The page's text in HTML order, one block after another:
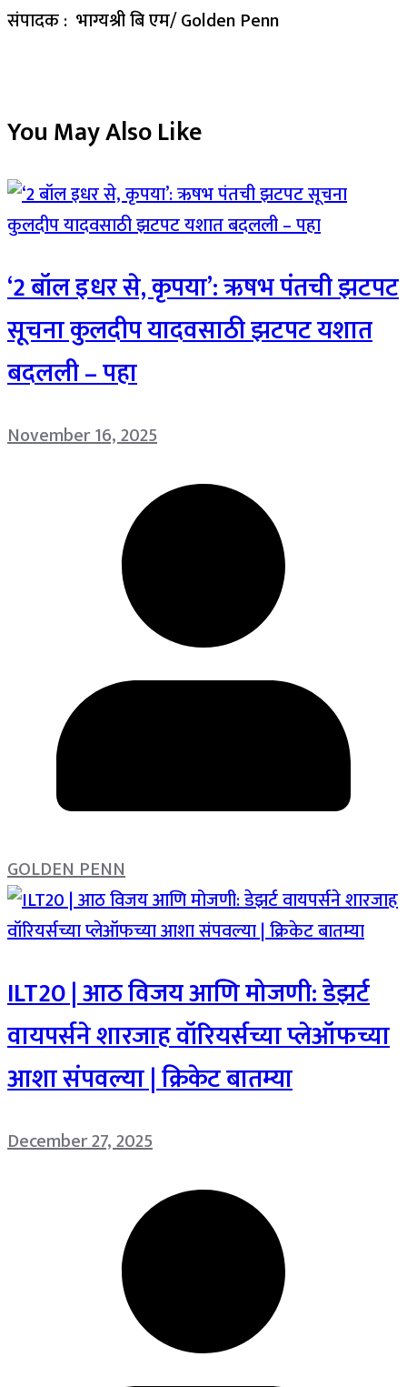
संपादक : भाग्यश्री बि एम/ Golden Penn
You May Also Like
‘2 बॉल इधर से, कृपया’: ऋषभ पंतची झटपट
सूचना कुलदीप यादवसाठी झटपट यशात
बदलली – पहा
November 16, 2025
GOLDEN PENN
ILT20 | आठ विजय आणि मोजणी: डेझर्ट
वायपर्सने शारजाह वॉरियर्सच्या प्लेऑफच्या
आशा संपवल्या | क्रिकेट बातम्या
December 27, 2025